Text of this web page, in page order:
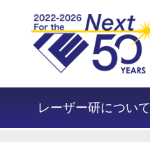
レーザー研について